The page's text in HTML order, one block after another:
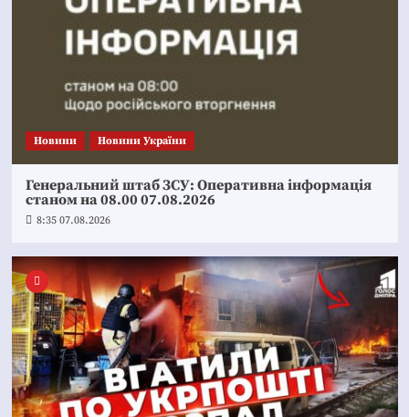
Новини Новини України
Генеральний штаб ЗСУ: Оперативна інформація
станом на 08.00 07.08.2026
8:35 07.08.2026